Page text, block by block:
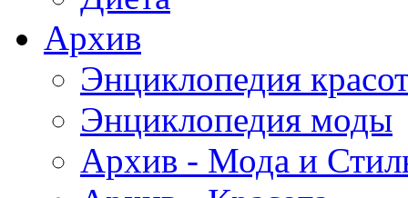
Архив
Энциклопедия
Энциклопедия моды
Архив - Мода и